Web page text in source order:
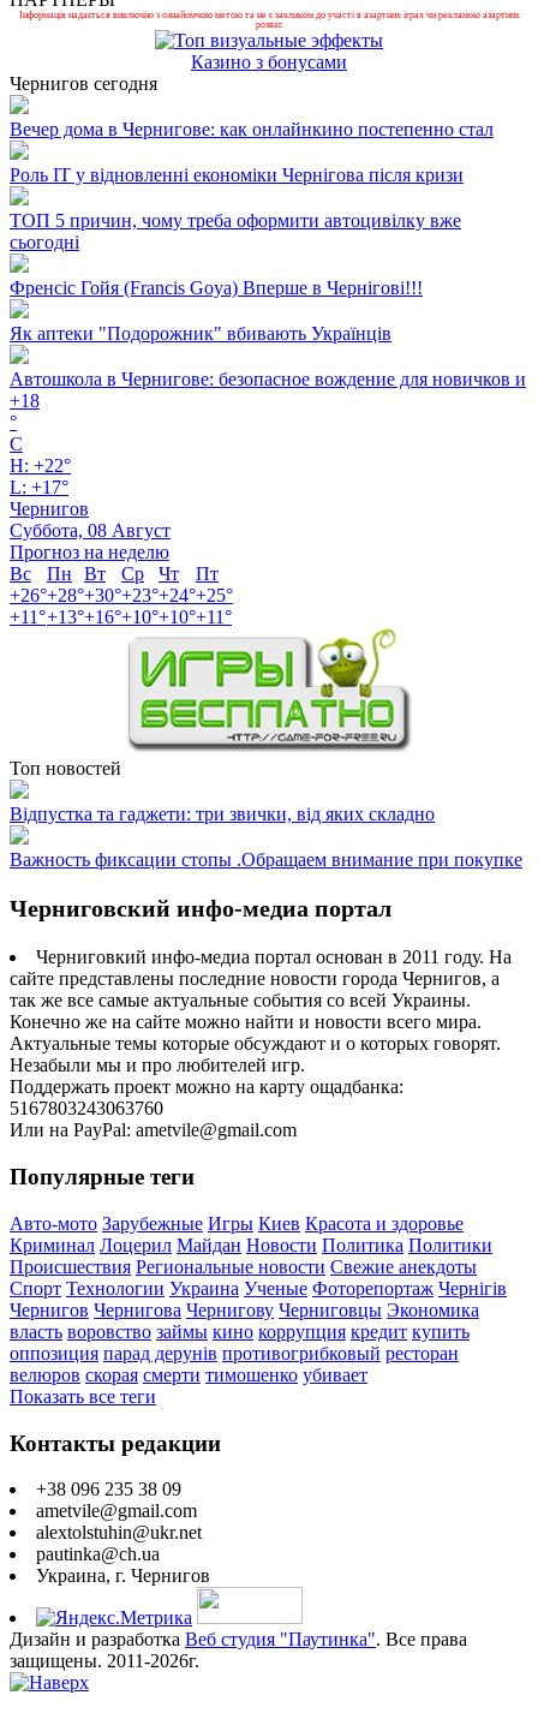
Інформація надається виключно з ознайомчою метою та не є закликом до участі в азартних іграх чи рекламою азартних
розваг.
Казино з бонусами
Чернигов сегодня
Вечер дома в Чернигове: как онлайнкино постепенно стал
Роль ІТ у відновленні економіки Чернігова після кризи
ТОП 5 причин, чому треба оформити автоцивілку вже
сьогодні
Френсіс Гойя (Francis Goya) Вперше в Чернігові!!!
Як аптеки "Подорожник" вбивають Українців
Автошкола в Чернигове: безопасное вождение для новичков и
+18
°
C
H: +22°
L: +17°
Чернигов
Суббота, 08 Август
Прогноз на неделю
Вс
Пн Вт Ср Чт
Пт
+26°+28°+30°+23°+24°+25°
+11°+13°+16°+10°+10°+11°
Топ новостей
Відпустка та гаджети: три звички, від яких складно
Важность фиксации стопы .Обращаем внимание при покупке
Черниговский инфо-медиа портал
Черниговкий инфо-медиа портал основан в 2011 году. На
сайте представлены последние новости города Чернигов, а
так же все самые актуальные события со всей Украины.
Конечно же на сайте можно найти и новости всего мира.
Актуальные темы которые обсуждают и о которых говорят.
Незабыли мы и про любителей игр.
Поддержать проект можно на карту ощадбанка:
5167803243063760
Или на PayPal: ametvile@gmail.com
Популярные теги
Авто-мото Зарубежные Игры Киев Красота и здоровье
Криминал Лоцерил Майдан Новости Политика Политики
Происшествия Региональные новости Свежие анекдоты
Спорт Технологии Украина Ученые Фоторепортаж Чернігів
Чернигов Чернигова Чернигову Черниговцы Экономика
власть воровство займы кино коррупция кредит купить
оппозиция парад дерунів противогрибковый ресторан
велюров скорая смерти тимошенко убивает
Показать все теги
Контакты редакции
+38 096 235 38 09
ametvile@gmail.com
alextolstuhin@ukr.net
pautinka@ch.ua
Украина, г. Чернигов
Дизайн и разработка Веб студия "Паутинка". Все права
защищены. 2011-2026г.